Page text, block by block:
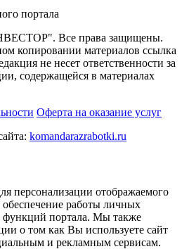
портала
Все права защищены.
копировании материалов ссылка
не несет ответственности за
содержащейся в материалах
Оферта на оказание услуг
komandarazrabotki.ru
персонализации отображаемого
работы личных
функций портала. Мы также
о том как Вы используете сайт
и рекламным сервисам.